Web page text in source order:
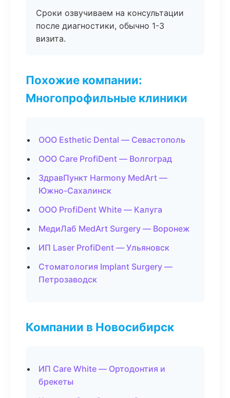
Сроки озвучиваем на консультации
после диагностики, обычно 1-3
визита.
Похожие компании:
Многопрофильные клиники
ООО Esthetic Dental — Севастополь
ООО Care ProfiDent — Волгоград
ЗдравПункт Harmony MedArt —
Южно-Сахалинск
ООО ProfiDent White — Калуга
МедиЛаб MedArt Surgery — Воронеж
ИП Laser ProfiDent — Ульяновск
Стоматология Implant Surgery —
Петрозаводск
Компании в Новосибирск
ИП Care White — Ортодонтия и
брекеты